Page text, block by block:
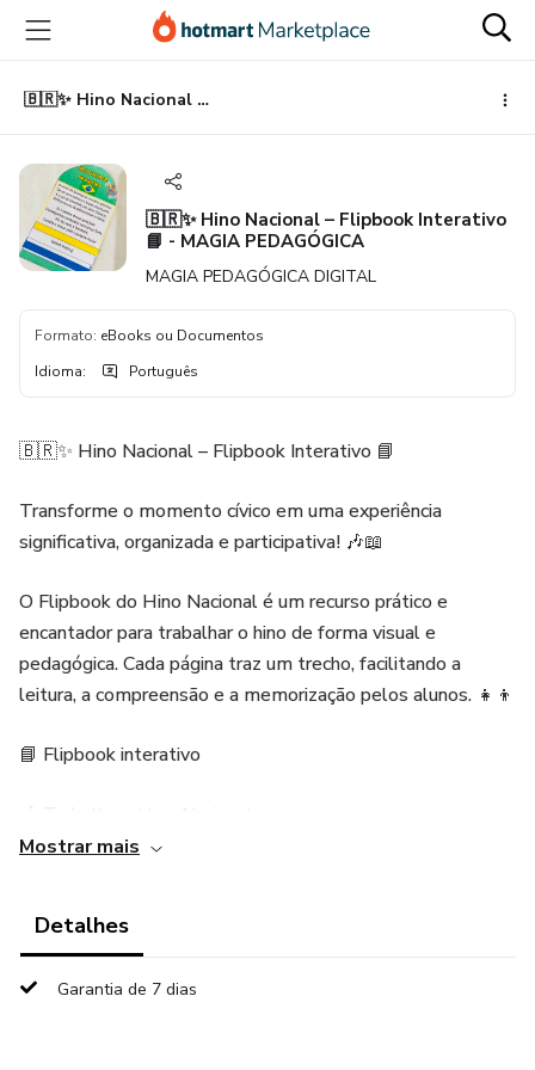
para
conteúdo
principal
para
pagamento
para
rodapé
🇧🇷✨ Hino Nacional – Flipbook Interativo 📘 - MAGIA PEDAGÓGICA
🇧🇷✨ Hino Nacional – Flipbook Interativo
📘 - MAGIA PEDAGÓGICA
MAGIA PEDAGÓGICA DIGITAL
Formato: eBooks ou Documentos
Idioma: Português
🇧🇷✨ Hino Nacional – Flipbook Interativo 📘
Transforme o momento cívico em uma experiência
significativa, organizada e participativa! 🎶📖
O Flipbook do Hino Nacional é um recurso prático e
encantador para trabalhar o hino de forma visual e
pedagógica. Cada página traz um trecho, facilitando a
leitura, a compreensão e a memorização pelos alunos. 👧👦
📘 Flipbook interativo
🏫 Ideal para momentos cívicos na escola
Mostrar mais
Detalhes
Garantia de 7 dias